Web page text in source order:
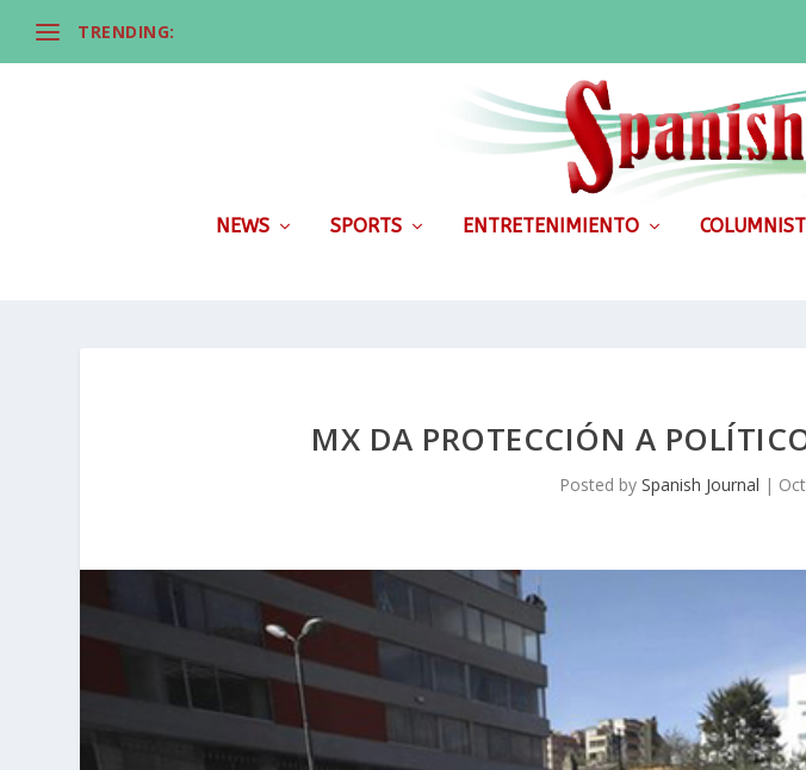
TRENDING:
NEWS SPORTS ENTRETENIMIENTO
MX DA PROTECCIÓN A
Posted by Spanish Journal |